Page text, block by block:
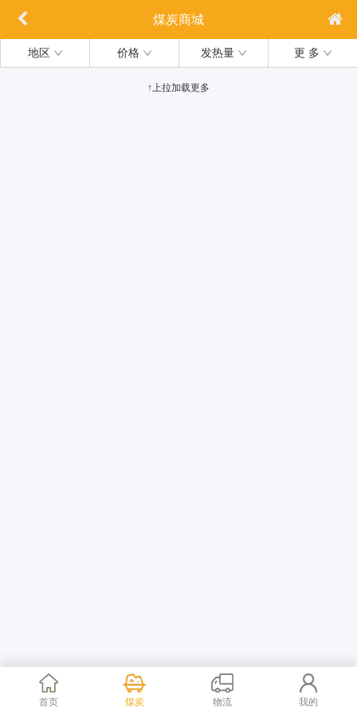
煤炭商城
地区 价格 发热量 更 多
↑上拉加载更多
首页 煤炭 物流 我的